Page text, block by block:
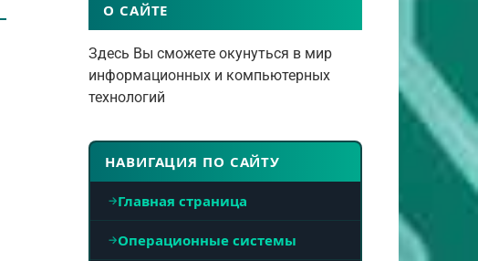
О САЙТЕ
Здесь Вы сможете окунуться в мир
информационных и компьютерных
технологий
НАВИГАЦИЯ ПО САЙТУ
Главная страница
Операционные системы